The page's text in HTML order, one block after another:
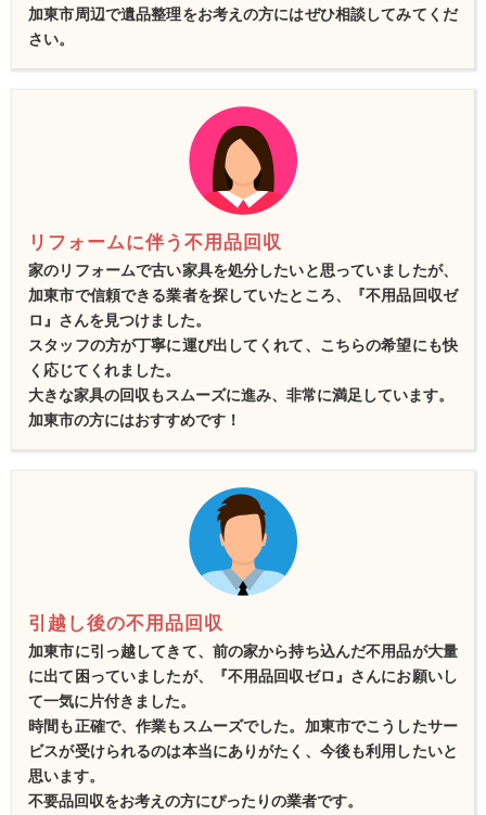
加東市周辺で遺品整理をお考えの方にはぜひ相談してみてくだ
さい。
リフォームに伴う不用品回収
家のリフォームで古い家具を処分したいと思っていましたが、
加東市で信頼できる業者を探していたところ、『不用品回収ゼ
ロ』さんを見つけました。
スタッフの方が丁寧に運び出してくれて、こちらの希望にも快
く応じてくれました。
大きな家具の回収もスムーズに進み、非常に満足しています。
加東市の方にはおすすめです！
引越し後の不用品回収
加東市に引っ越してきて、前の家から持ち込んだ不用品が大量
に出て困っていましたが、『不用品回収ゼロ』さんにお願いし
て一気に片付きました。
時間も正確で、作業もスムーズでした。加東市でこうしたサー
ビスが受けられるのは本当にありがたく、今後も利用したいと
思います。
不要品回収をお考えの方にぴったりの業者です。